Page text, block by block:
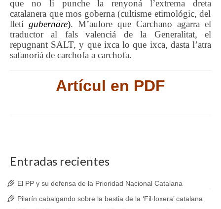
que no li punche la renyoná
l’extrema dreta
catalanera que mos goberna(cultisme etimológic, del
lletí gubernāre). M’aulore que Carchano agarra el
traductor al fals valenciá de la Generalitat, el
repugnant SALT,y que ixca lo que ixca, dasta l’atra
safanoriá de carchofa a carchofa.
Artícul en PDF
Entradas recientes
El PP y su defensa de la Prioridad Nacional Catalana
Pilarín cabalgando sobre la bestia de la ‘Fil·loxera’ catalana